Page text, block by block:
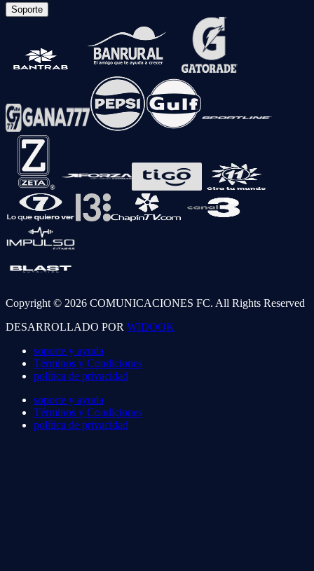
Soporte
Copyright © 2026 COMUNICACIONES FC. All Rights Reserved
DESARROLLADO POR WIDOOK
soporte y ayuda
Términos y Condiciones
política de privacidad
soporte y ayuda
Términos y Condiciones
política de privacidad